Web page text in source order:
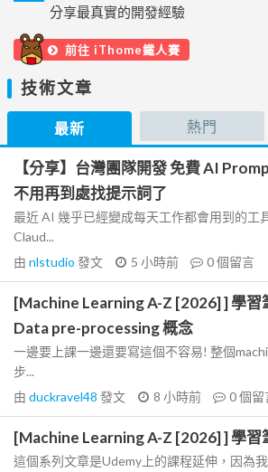
分享最真實的開發經驗
前往 iThome鐵人賽
技術文章
最新 熱門
【分享】台灣團隊開發 免費 AI
不用再到處找提示詞了
最近 AI 幾乎已經變成每天工作都會用到的工
Claud...
由 nlstudio 發文 5 小時前 0個留言
[Machine Learning A-Z [2026] ] 學習
Data pre-processing 概念
一邊要上課一邊還要寫這個不容易! 整個
步...
由 duckravel48 發文 8 小時前 0個留
[Machine Learning A-Z [2026] ] 學習
這個系列文章是Udemy上的課程延伸，因為